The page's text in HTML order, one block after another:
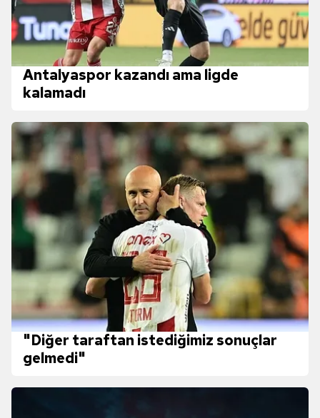
Antalyaspor kazandı ama ligde
kalamadı
"Diğer taraftan istediğimiz sonuçlar
gelmedi"